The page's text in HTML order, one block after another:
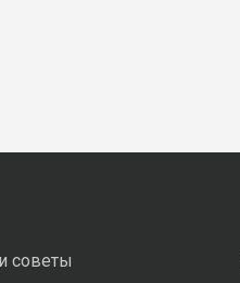
советы